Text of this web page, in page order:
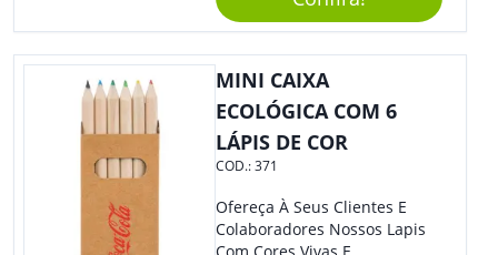
Que Os Colaboradores
Buscam, E O Design É
Moderno, Destacando Ainda
Mais Sua Marca.
MINI CAIXA
ECOLÓGICA COM 6
LÁPIS DE COR
COD.:371
Ofereça À Seus Clientes E
Colaboradores Nossos Lapis